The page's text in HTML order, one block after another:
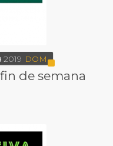
2019 DOM
de semana